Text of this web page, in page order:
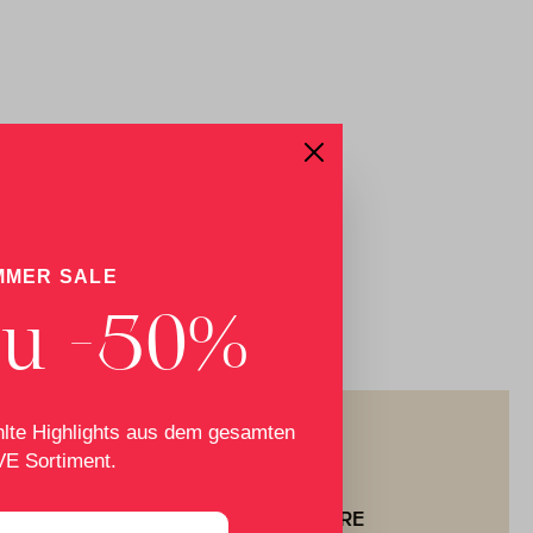
RETOURE
SALE
-50%
Highlights aus dem gesamten
Sortiment.